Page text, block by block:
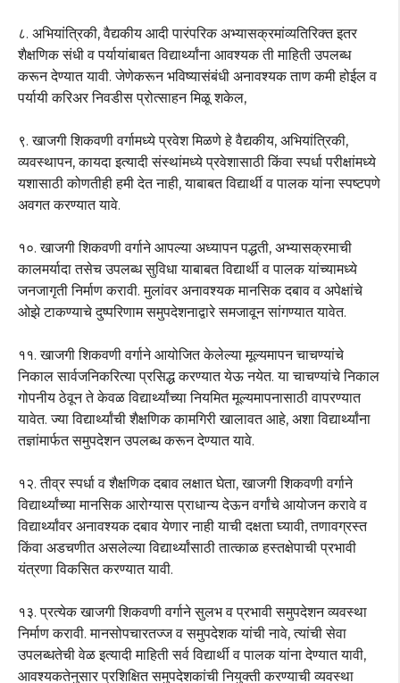
८. अभियांत्रिकी, वैद्यकीय आदी पारंपरिक अभ्यासक्रमांव्यतिरिक्त इतर
शैक्षणिक संधी व पर्यायांबाबत विद्यार्थ्यांना आवश्यक ती माहिती उपलब्ध
करून देण्यात यावी. जेणेकरून भविष्यासंबंधी अनावश्यक ताण कमी होईल व
पर्यायी करिअर निवडीस प्रोत्साहन मिळू शकेल,
९. खाजगी शिकवणी वर्गामध्ये प्रवेश मिळणे हे वैद्यकीय, अभियांत्रिकी,
व्यवस्थापन, कायदा इत्यादी संस्थांमध्ये प्रवेशासाठी किंवा स्पर्धा परीक्षांमध्ये
यशासाठी कोणतीही हमी देत नाही, याबाबत विद्यार्थी व पालक यांना स्पष्टपणे
अवगत करण्यात यावे.
१०. खाजगी शिकवणी वर्गाने आपल्या अध्यापन पद्धती, अभ्यासक्रमाची
कालमर्यादा तसेच उपलब्ध सुविधा याबाबत विद्यार्थी व पालक यांच्यामध्ये
जनजागृती निर्माण करावी. मुलांवर अनावश्यक मानसिक दबाव व अपेक्षांचे
ओझे टाकण्याचे दुष्परिणाम समुपदेशनाद्वारे समजावून सांगण्यात यावेत.
११. खाजगी शिकवणी वर्गाने आयोजित केलेल्या मूल्यमापन चाचण्यांचे
निकाल सार्वजनिकरित्या प्रसिद्ध करण्यात येऊ नयेत. या चाचण्यांचे निकाल
गोपनीय ठेवून ते केवळ विद्यार्थ्यांच्या नियमित मूल्यमापनासाठी वापरण्यात
यावेत. ज्या विद्यार्थ्यांची शैक्षणिक कामगिरी खालावत आहे, अशा विद्यार्थ्यांना
तज्ञांमार्फत समुपदेशन उपलब्ध करून देण्यात यावे.
१२. तीव्र स्पर्धा व शैक्षणिक दबाव लक्षात घेता, खाजगी शिकवणी वर्गाने
विद्यार्थ्यांच्या मानसिक आरोग्यास प्राधान्य देऊन वर्गांचे आयोजन करावे व
विद्यार्थ्यांवर अनावश्यक दबाव येणार नाही याची दक्षता घ्यावी, तणावग्रस्त
किंवा अडचणीत असलेल्या विद्यार्थ्यांसाठी तात्काळ हस्तक्षेपाची प्रभावी
यंत्रणा विकसित करण्यात यावी.
१३. प्रत्येक खाजगी शिकवणी वर्गाने सुलभ व प्रभावी समुपदेशन व्यवस्था
निर्माण करावी. मानसोपचारतज्ज व समुपदेशक यांची नावे, त्यांची सेवा
उपलब्धतेची वेळ इत्यादी माहिती सर्व विद्यार्थी व पालक यांना देण्यात यावी,
आवश्यकतेनुसार प्रशिक्षित समुपदेशकांची नियुक्ती करण्याची व्यवस्था